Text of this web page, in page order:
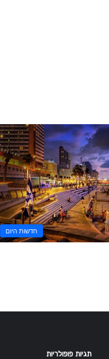
חדשות היום
תגיות פופולריות